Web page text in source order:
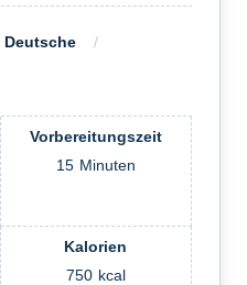
Deutsche
Vorbereitungszeit
15 Minuten
Kalorien
750 kcal